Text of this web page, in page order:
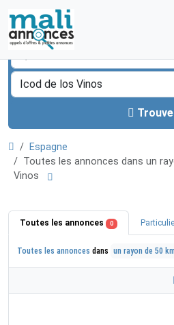
Espagne
Toutes les annonces dans un
Vinos
Toutes les annonces 0
Toutes les annonces dans un rayon de 50